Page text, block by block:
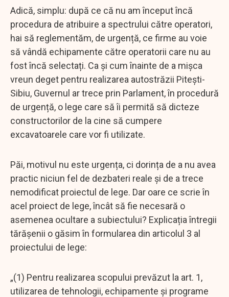
Adică, simplu: după ce că nu am început încă
procedura de atribuire a spectrului către operatori,
hai să reglementăm, de urgență, ce firme au voie
să vândă echipamente către operatorii care nu au
fost încă selectați. Ca și cum înainte de a mișca
vreun deget pentru realizarea autostrăzii Pitești-
Sibiu, Guvernul ar trece prin Parlament, în procedură
de urgență, o lege care să îi permită să dicteze
constructorilor de la cine să cumpere
excavatoarele care vor fi utilizate.
Păi, motivul nu este urgența, ci dorința de a nu avea
practic niciun fel de dezbateri reale și de a trece
nemodificat proiectul de lege. Dar oare ce scrie în
acel proiect de lege, încât să fie necesară o
asemenea ocultare a subiectului? Explicația întregii
tărășenii o găsim în formularea din articolul 3 al
proiectului de lege:
„(1) Pentru realizarea scopului prevăzut la art. 1,
utilizarea de tehnologii, echipamente și programe